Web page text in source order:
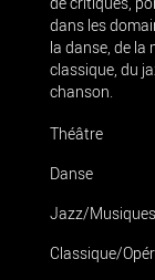
dans les
la danse, de la
classique, du
chanson.
Théâtre
Danse
Jazz/Musiques
Classique/